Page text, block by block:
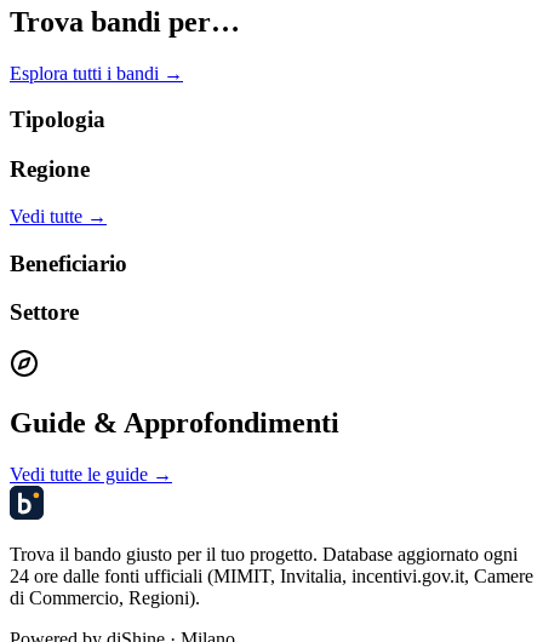
Trova bandi per…
Esplora tutti i bandi →
Tipologia
Regione
Vedi tutte →
Beneficiario
Settore
Guide & Approfondimenti
Vedi tutte le guide →
Trova il bando giusto per il tuo progetto. Database aggiornato ogni
24 ore dalle fonti ufficiali (MIMIT, Invitalia, incentivi.gov.it, Camere
di Commercio, Regioni).